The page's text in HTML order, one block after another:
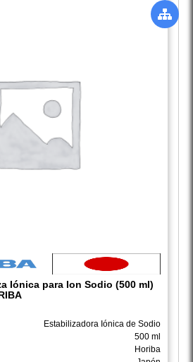
Iónica para Ion Sodio (500 ml)
Estabilizadora Iónica de Sodio
500 ml
Horiba